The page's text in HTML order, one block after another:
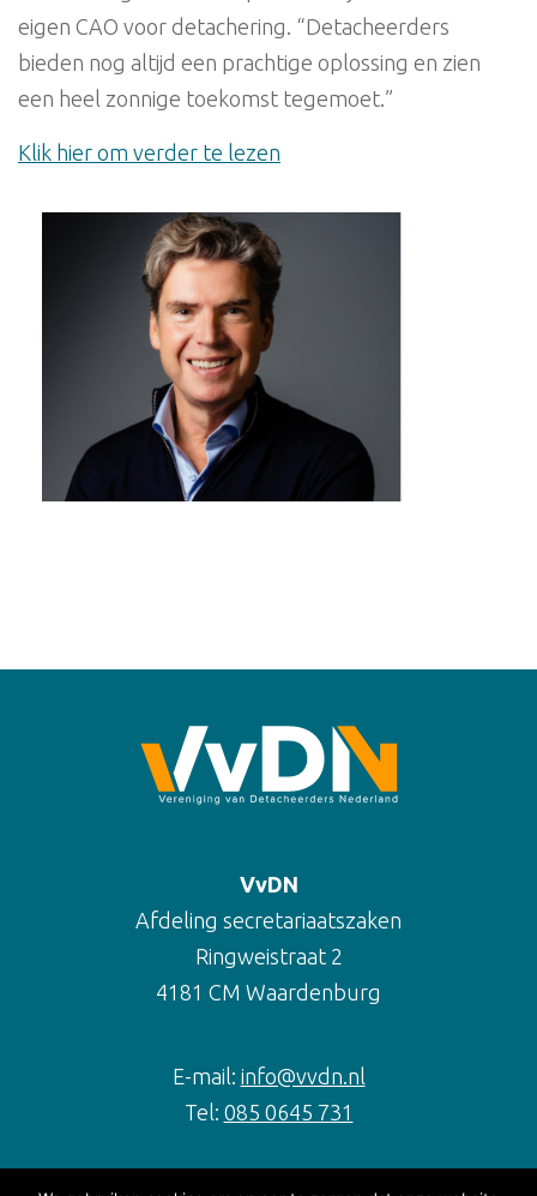
eigen CAO voor detachering. “Detacheerders
bieden nog altijd een prachtige oplossing en zien
een heel zonnige toekomst tegemoet.”
Klik hier om verder te lezen
VvDN
Afdeling secretariaatszaken
Ringweistraat 2
4181 CM Waardenburg
E-mail: info@vvdn.nl
Tel: 085 0645 731